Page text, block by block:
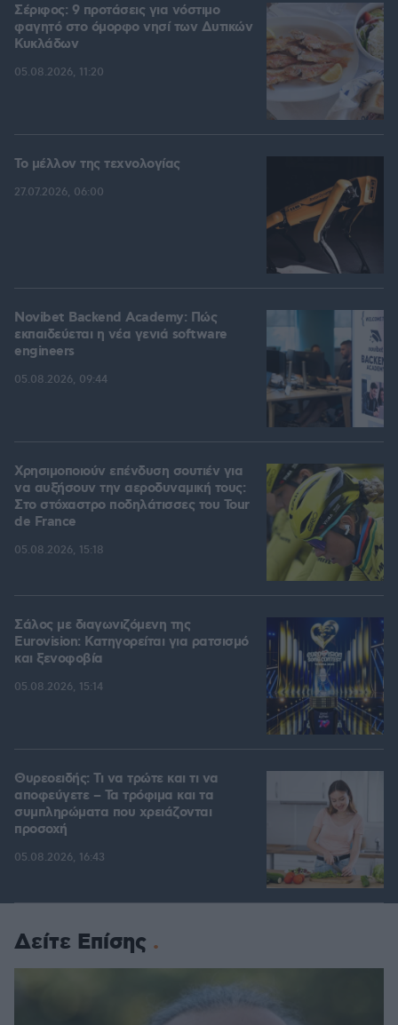
Σέριφος: 9 προτάσεις για νόστιμο
φαγητό στο όμορφο νησί των Δυτικών
Κυκλάδων
05.08.2026, 11:20
Το μέλλον της τεχνολογίας
27.07.2026, 06:00
Novibet Backend Academy: Πώς
εκπαιδεύεται η νέα γενιά software
engineers
05.08.2026, 09:44
Χρησιμοποιούν επένδυση σουτιέν για
να αυξήσουν την αεροδυναμική τους:
Στο στόχαστρο ποδηλάτισσες του Tour
de France
05.08.2026, 15:18
Σάλος με διαγωνιζόμενη της
Eurovision: Κατηγορείται για ρατσισμό
και ξενοφοβία
05.08.2026, 15:14
Θυρεοειδής: Τι να τρώτε και τι να
αποφεύγετε – Τα τρόφιμα και τα
συμπληρώματα που χρειάζονται
προσοχή
05.08.2026, 16:43
Δείτε Επίσης